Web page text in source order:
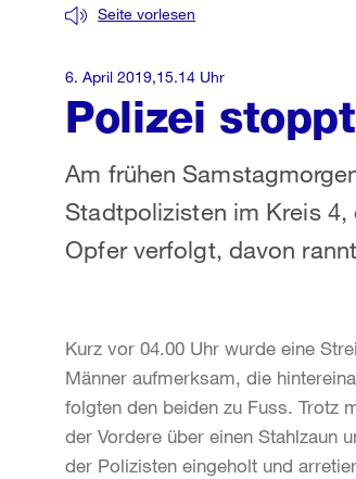
Polizei
Seite vorlesen
Am frühen
Stadtpolizisten im Kreis
Opfer verfolgt, davon
6. April 2019,15.14 Uhr
Kurz vor 04.00 Uhr wurde eine
Männer aufmerksam, die
folgten den beiden zu Fuss. Trotz
der Vordere über einen Stahlzaun
der Polizisten eingeholt und